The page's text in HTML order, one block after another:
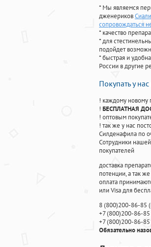
* Мы являемся
дженериков
сопровождаться
* качество
* для
подойдет
* быстрая и
России в другие
Покупать у
! каждому новому
! БЕСПЛАТНАЯ
! оптовым
! так же у нас
Силденафила по
Cотрудники
покупателей
доставка
потенции, а так же
оплата
или Visa для
8(800)200-86-85 (
+7(800)200-86-85
+7(800)200-86-85
Обязательно